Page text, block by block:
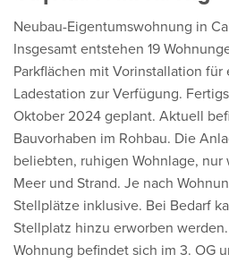
Neubau-Eigentumswohnung in
Insgesamt entstehen 19
Parkflächen mit Vorinstallation für
Ladestation zur Verfügung.
Oktober 2024 geplant. Aktuell
Bauvorhaben im Rohbau. Die
beliebten, ruhigen Wohnlage,
Meer und Strand. Je nach
Stellplätze inklusive. Bei Bedarf
Stellplatz hinzu erworben
Wohnung befindet sich im 3. OG